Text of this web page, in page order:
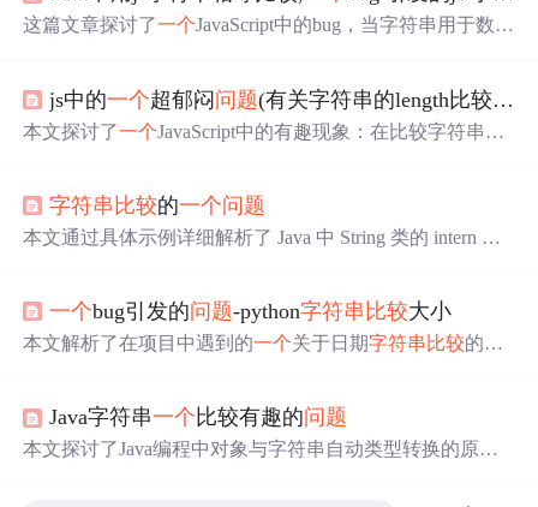
这篇文章探讨了一个JavaScript中的bug，当字符串用于数值
此类问题并提升代码健壮性。
js中的一个超郁闷问题(有关字符串的length比较问题
本文探讨了一个JavaScript中的有趣现象：在比较字符串长
并提出了有效的解决办法。
字符串比较的一个问题
本文通过具体示例详细解析了 Java 中 String 类的 intern 方
某些则不。
一个bug引发的问题-python字符串比较大小
本文解析了在项目中遇到的一个关于日期字符串比较的常
处理方式。
Java字符串一个 比较有趣的问题
本文探讨了Java编程中对象与字符串自动类型转换的原理